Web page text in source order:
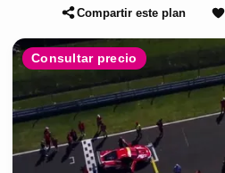
Compartir este plan
Consultar precio